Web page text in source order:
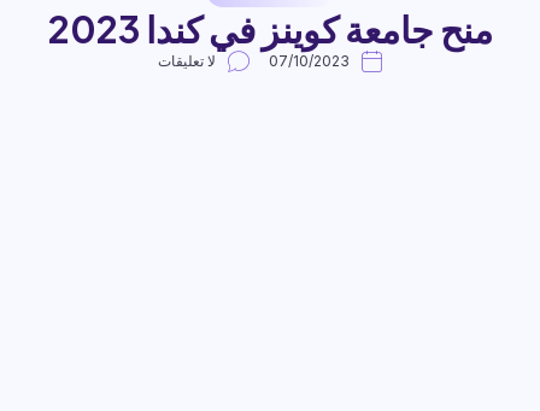
منح جامعة كوينز في كندا 2023
07/10/2023 لا تعليقات